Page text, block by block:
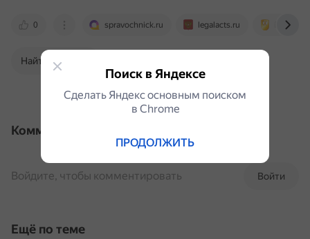
0 spravochnick.ru legalacts.ru intuit.ru
Найти в Поиске
Комментарии
Войти
Войдите, чтобы комментировать
Ещё по теме
Поиск в Яндексе
Сделать Яндекс основным поиском
в Сhrome
ПРОДОЛЖИТЬ